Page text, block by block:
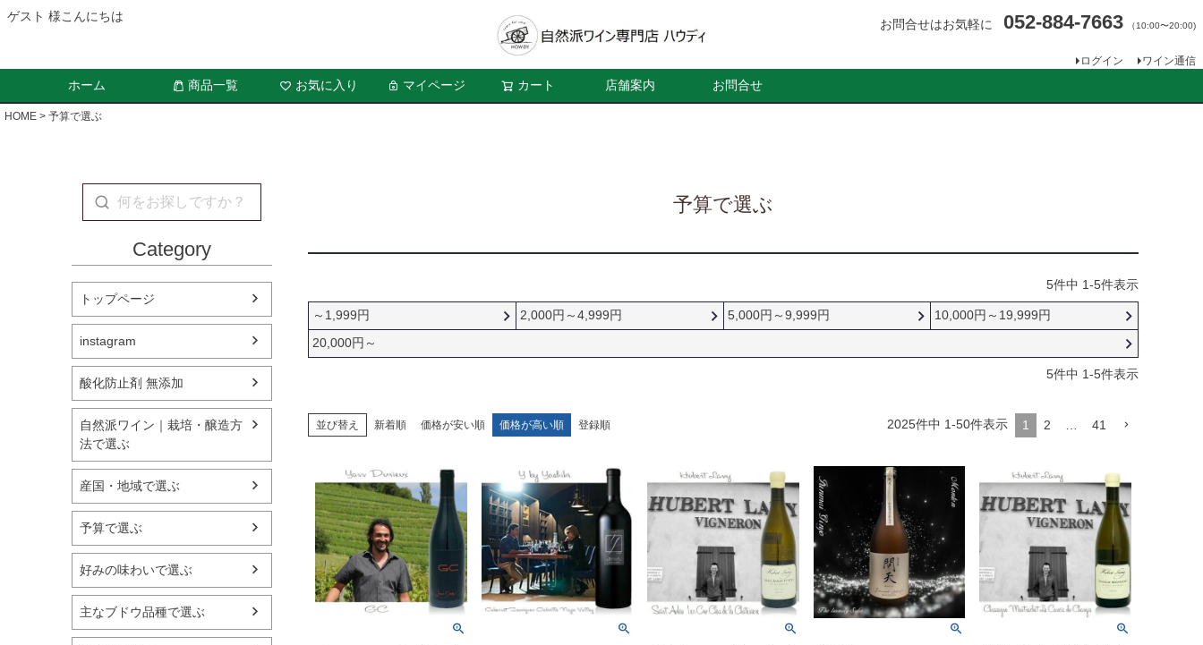
ゲスト 様こんにちは
お問合せはお気軽に 052-884-7663 （10:00〜20:00)
ログイン ワイン通信
ホーム 商品一覧 お気に入り マイページ カート 店舗案内 お問合せ
HOME 予算で選ぶ
Category
トップページ
instagram
酸化防止剤 無添加
自然派ワイン｜栽培・醸造方
法で選ぶ
産国・地域で選ぶ
予算で選ぶ
好みの味わいで選ぶ
主なブドウ品種で選ぶ
予算で選ぶ
5件中 1-5件表示
～1,999円 2,000円～4,999円 5,000円～9,999円
10,000円～19,999円
20,000円～
5件中 1-5件表示
並び替え 新着順 価格が安い順 価格が高い順 登録順 2025件中 1-50件表示 1 2 41